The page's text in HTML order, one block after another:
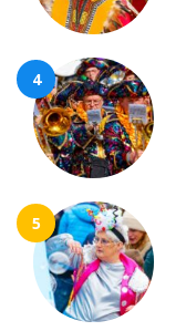
4
5